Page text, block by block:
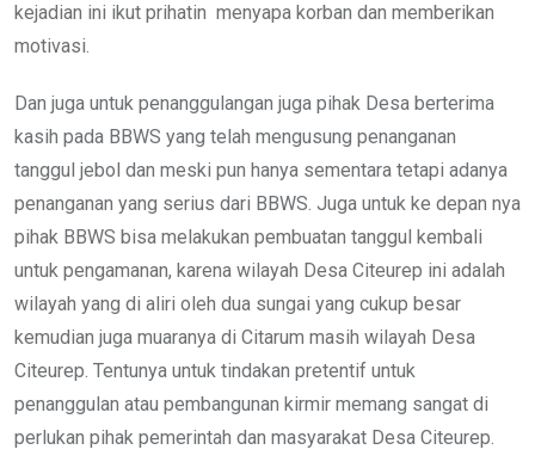
kejadian ini ikut prihatin menyapa korban dan memberikan
motivasi.
Dan juga untuk penanggulangan juga pihak Desa berterima
kasih pada BBWS yang telah mengusung penanganan
tanggul jebol dan meski pun hanya sementara tetapi adanya
penanganan yang serius dari BBWS. Juga untuk ke depan nya
pihak BBWS bisa melakukan pembuatan tanggul kembali
untuk pengamanan, karena wilayah Desa Citeurep ini adalah
wilayah yang di aliri oleh dua sungai yang cukup besar
kemudian juga muaranya di Citarum masih wilayah Desa
Citeurep. Tentunya untuk tindakan pretentif untuk
penanggulan atau pembangunan kirmir memang sangat di
perlukan pihak pemerintah dan masyarakat Desa Citeurep.